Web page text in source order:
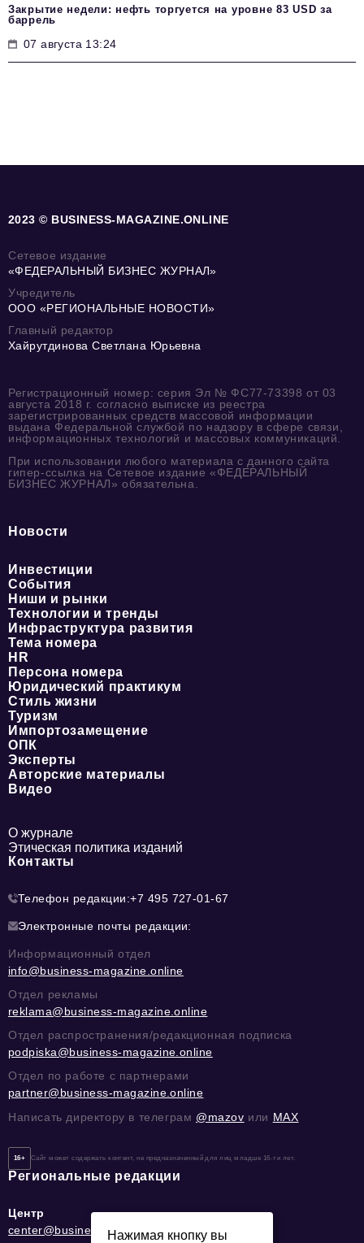
Закрытие недели: нефть торгуется на уровне 83 USD за
баррель
07 августа 13:24
2023 © BUSINESS-MAGAZINE.ONLINE
Сетевое издание
«ФЕДЕРАЛЬНЫЙ БИЗНЕС ЖУРНАЛ»
Учредитель
ООО «РЕГИОНАЛЬНЫЕ НОВОСТИ»
Главный редактор
Хайрутдинова Светлана Юрьевна
Регистрационный номер: серия Эл № ФС77-73398 от 03
августа 2018 г. согласно выписке из реестра
зарегистрированных средств массовой информации
выдана Федеральной службой по надзору в сфере связи,
информационных технологий и массовых коммуникаций.
При использовании любого материала с данного сайта
гипер-ссылка на Сетевое издание «ФЕДЕРАЛЬНЫЙ
БИЗНЕС ЖУРНАЛ» обязательна.
Новости
Инвестиции
События
Ниши и рынки
Технологии и тренды
Инфраструктура развития
Тема номера
HR
Персона номера
Юридический практикум
Стиль жизни
Туризм
Импортозамещение
ОПК
Эксперты
Авторские материалы
Видео
О журнале
Этическая политика изданий
Контакты
Телефон редакции:+7 495 727-01-67
Электронные почты редакции:
Информационный отдел
info@business-magazine.online
Отдел рекламы
reklama@business-magazine.online
Отдел распространения/редакционная подписка
podpiska@business-magazine.online
Отдел по работе с партнерами
partner@business-magazine.online
Написать директору в телеграм @mazov или MAX
16+ Сайт может содержать контент, не предназначенный для лиц младше 16-ти лет.
Региональные редакции
Центр
center@business-magazine.online
Нажимая кнопку вы